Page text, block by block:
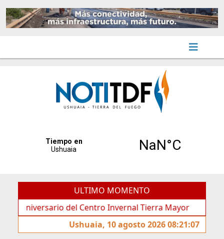
ULTIMO MOMENTO
del Centro Invernal Tierra Mayor
Ushuaia, 10 agosto 2026 08:21:07